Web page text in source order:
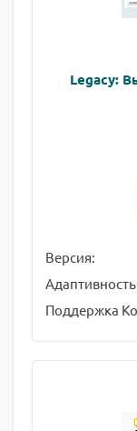
Legacy:
Версия:
Поддержка